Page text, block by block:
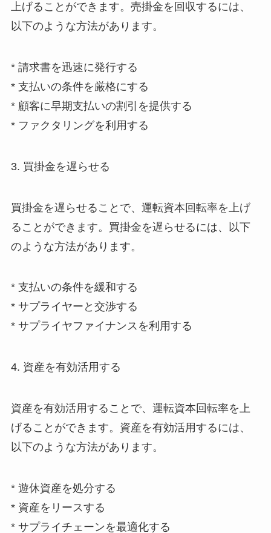
上げることができます。売掛金を回収するには、
以下のような方法があります。
* 請求書を迅速に発行する
* 支払いの条件を厳格にする
* 顧客に早期支払いの割引を提供する
* ファクタリングを利用する
3. 買掛金を遅らせる
買掛金を遅らせることで、運転資本回転率を上げ
ることができます。買掛金を遅らせるには、以下
のような方法があります。
* 支払いの条件を緩和する
* サプライヤーと交渉する
* サプライヤファイナンスを利用する
4. 資産を有効活用する
資産を有効活用することで、運転資本回転率を上
げることができます。資産を有効活用するには、
以下のような方法があります。
* 遊休資産を処分する
* 資産をリースする
* サプライチェーンを最適化する